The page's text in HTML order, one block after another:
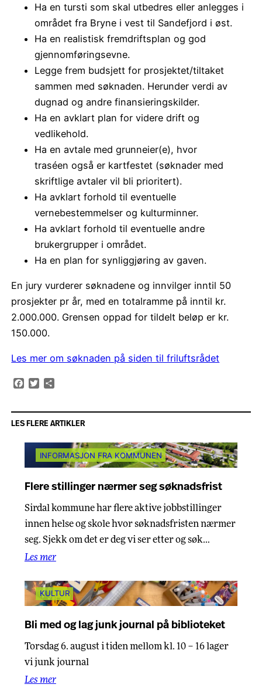
Ha en tursti som skal utbedres eller anlegges i
området fra Bryne i vest til Sandefjord i øst.
Ha en realistisk fremdriftsplan og god
gjennomføringsevne.
Legge frem budsjett for prosjektet/tiltaket
sammen med søknaden. Herunder verdi av
dugnad og andre finansieringskilder.
Ha en avklart plan for videre drift og
vedlikehold.
Ha en avtale med grunneier(e), hvor
traséen også er kartfestet (søknader med
skriftlige avtaler vil bli prioritert).
Ha avklart forhold til eventuelle
vernebestemmelser og kulturminner.
Ha avklart forhold til eventuelle andre
brukergrupper i området.
Ha en plan for synliggjøring av gaven.
En jury vurderer søknadene og innvilger inntil 50
prosjekter pr år, med en totalramme på inntil kr.
2.000.000. Grensen oppad for tildelt beløp er kr.
150.000.
Les mer om søknaden på siden til friluftsrådet
Facebook
Twitter
LES FLERE ARTIKLER
INFORMASJON FRA KOMMUNEN
Flere stillinger nærmer seg søknadsfrist
Sirdal kommune har flere aktive jobbstillinger
innen helse og skole hvor søknadsfristen nærmer
seg. Sjekk om det er deg vi ser etter og søk…
Les mer
KULTUR
Bli med og lag junk journal på biblioteket
Torsdag 6. august i tiden mellom kl. 10 – 16 lager
vi junk journal
Les mer